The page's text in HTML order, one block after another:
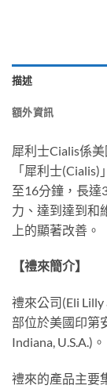
描述
額外資訊
犀利士Cialis係
「犀利士
至16分鐘，長達
力、達到達到和
上的顯著改善。
【禮來簡介】
禮來公司(Eli
部位於美國印第
Indiana, U.S.A.)。
禮來的產品主要